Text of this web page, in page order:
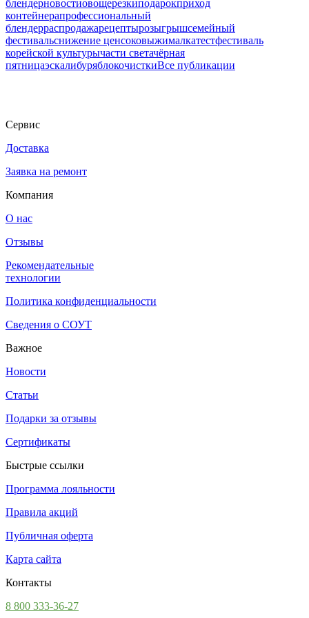
блендерновостиовощерезкиподарокприход
контейнерапрофессиональный
блендерраспродажарецептырозыгрышсемейный
фестивальснижение ценсоковыжималкатестфестиваль
корейской культурычасти светачёрная
пятницаэскалибуряблокочисткиВсе публикации
Сервис
Доставка
Заявка на ремонт
Компания
О нас
Отзывы
Рекомендательные
технологии
Политика конфиденциальности
Сведения о СОУТ
Важное
Новости
Статьи
Подарки за отзывы
Сертификаты
Быстрые ссылки
Программа лояльности
Правила акций
Публичная оферта
Карта сайта
Контакты
8 800 333-36-27